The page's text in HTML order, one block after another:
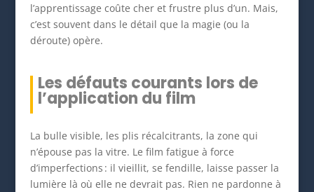
l’apprentissage coûte cher et frustre plus d’un. Mais,
c’est souvent dans le détail que la magie (ou la
déroute) opère.
Les défauts courants lors de
l’application du film
La bulle visible, les plis récalcitrants, la zone qui
n’épouse pas la vitre. Le film fatigue à force
d’imperfections : il vieillit, se fendille, laisse passer la
lumière là où elle ne devrait pas. Rien ne pardonne à